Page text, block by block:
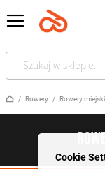
do
Szukaj
Strona główna
Rowery Rowery
Cookie